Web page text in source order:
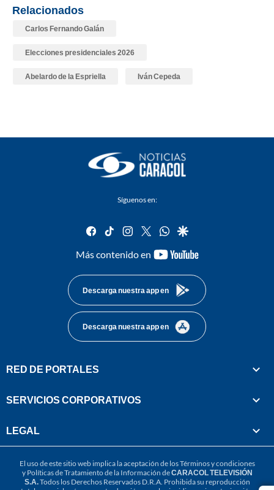
Relacionados
Carlos Fernando Galán
Elecciones presidenciales 2026
Abelardo de la Espriella Iván Cepeda
Síguenos en:
facebook
tiktok instagram
twitterwhatsapp
google
Más contenido en
youtube-
Descarga nuestra app en
Descarga nuestra app en
RED DE PORTALES
SERVICIOS CORPORATIVOS
LEGAL
El uso de este sitio web implica la aceptación de losTérminos y condiciones
y Políticas de Tratamiento de la Información deCARACOL TELEVISIÓN
S.A.Todos los Derechos Reservados D.R.A. Prohibida su reproducción